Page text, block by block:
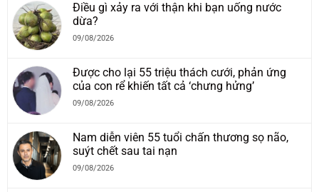
Điều gì xảy ra với thận khi bạn uống nước
dừa?
09/08/2026
Được cho lại 55 triệu thách cưới, phản ứng
của con rể khiến tất cả ‘chưng hửng’
09/08/2026
Nam diễn viên 55 tuổi chấn thương sọ não,
suýt chết sau tai nạn
09/08/2026